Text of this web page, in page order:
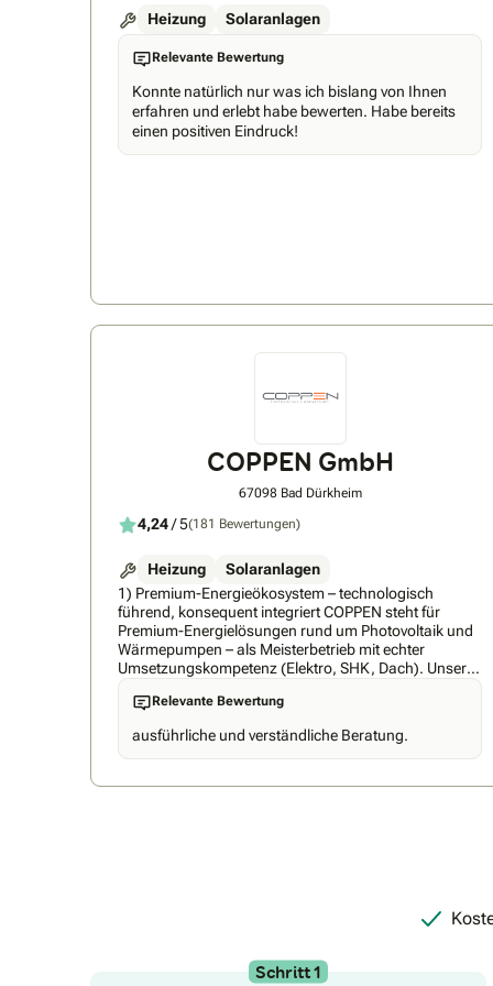
Heizung Solaranlagen
Relevante Bewertung
Konnte natürlich nur was ich bislang von Ihnen
erfahren und erlebt habe bewerten. Habe bereits
einen positiven Eindruck!
COPPEN GmbH
67098 Bad Dürkheim
4,24/ 5(181 Bewertungen)
Heizung
Solaranlagen
1) Premium-Energieökosystem – technologisch
führend, konsequent integriert COPPEN steht für
Premium-Energielösungen rund um Photovoltaik und
Wärmepumpen – als Meisterbetrieb mit echter
Umsetzungskompetenz (Elektro, SHK, Dach). Unser
Anspruch: ein durchdachtes Gesamtsystem statt
Insellösungen. Dafür verbinden wir Entwicklung und
bewusst auf ausschließlich Geräte aus unserem
Portfolio auf höchstem technologischem Niveau, die
Mitarbeitenden – darunter Meister, Techniker und
Das macht uns schnell, zuverlässig und vor allem
Relevante Bewertung
ausführliche und verständliche Beratung.
Schritt 1